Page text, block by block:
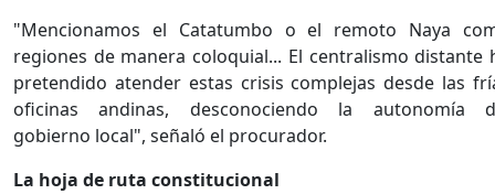
"Mencionamos el Catatumbo o el remoto Naya
regiones de manera coloquial... El centralismo distante
pretendido atender estas crisis complejas desde las
oficinas andinas, desconociendo la autonomía
gobierno local", señaló el procurador.
La hoja de ruta constitucional